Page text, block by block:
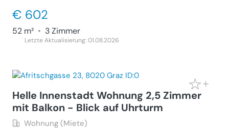
€ 602
52 m² • 3 Zimmer
Letzte Aktualisierung: 01.08.2026
Helle Innenstadt Wohnung 2,5 Zimmer
mit Balkon - Blick auf Uhrturm
Wohnung (Miete)